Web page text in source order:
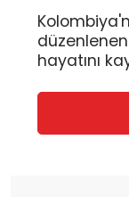
düzenlenen
hayatını